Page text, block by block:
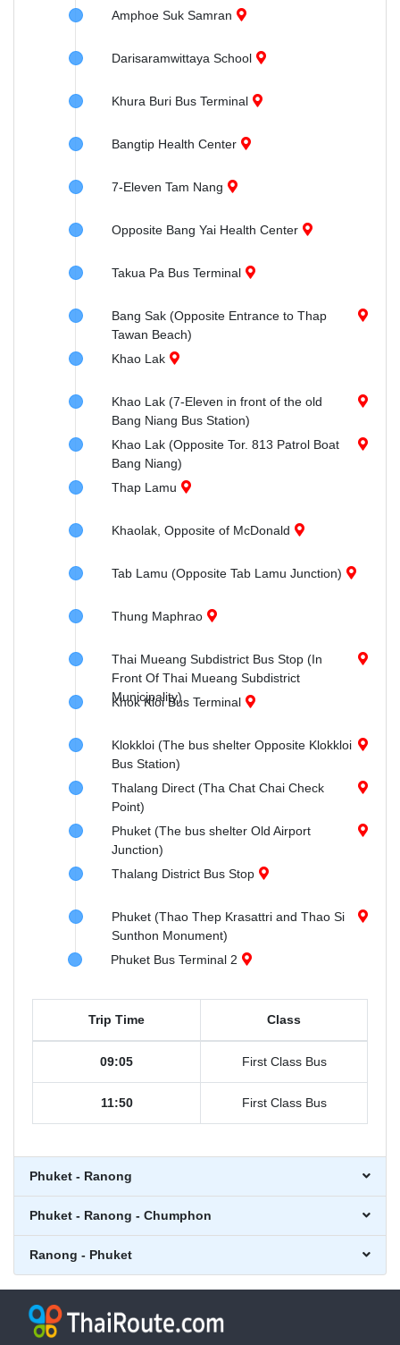
Amphoe Suk Samran
Darisaramwittaya School
Khura Buri Bus Terminal
Bangtip Health Center
7-Eleven Tam Nang
Opposite Bang Yai Health Center
Takua Pa Bus Terminal
Bang Sak (Opposite Entrance to Thap
Tawan Beach)
Khao Lak
Khao Lak (7-Eleven in front of the old
Bang Niang Bus Station)
Khao Lak (Opposite Tor. 813 Patrol Boat
Bang Niang)
Thap Lamu
Khaolak, Opposite of McDonald
Tab Lamu (Opposite Tab Lamu Junction)
Thung Maphrao
Thai Mueang Subdistrict Bus Stop (In
Front Of Thai Mueang Subdistrict
Municipality)
Khok Kloi Bus Terminal
Klokkloi (The bus shelter Opposite Klokkloi
Bus Station)
Thalang Direct (Tha Chat Chai Check
Point)
Phuket (The bus shelter Old Airport
Junction)
Thalang District Bus Stop
Phuket (Thao Thep Krasattri and Thao Si
Sunthon Monument)
Phuket Bus Terminal 2
Trip Time Class
09:05 First Class Bus
11:50 First Class Bus
Phuket - Ranong
Phuket - Ranong - Chumphon
Ranong - Phuket